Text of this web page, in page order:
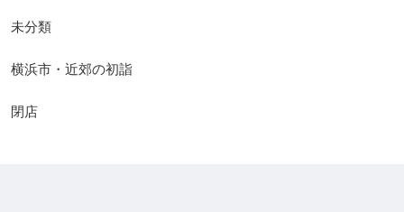
未分類
横浜市・近郊の初詣
閉店